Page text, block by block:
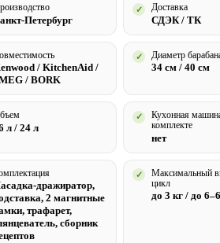
Петербург
✓ Доставка
СДЭК / ТК
/ KitchenAid /
/ BORK
✓ Диаметр
34 см / 40 см
л / 24 л
✓
Кухонная
комплекте
нет
дражиратор,
2 магнитные
трафарет,
сборник
✓
Максимальный
цикл
до 3 кг / до